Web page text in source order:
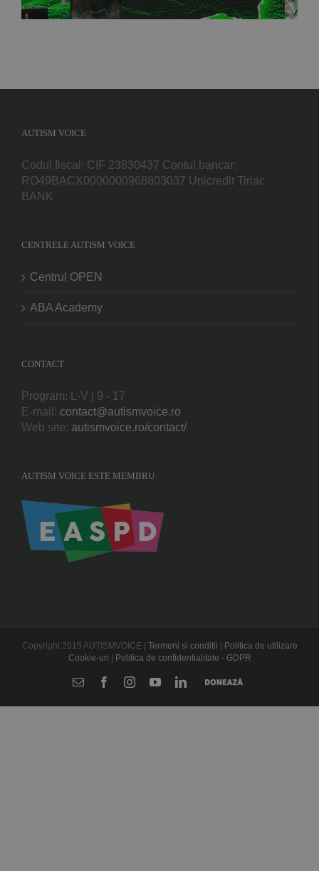
AUTISM VOICE
Codul fiscal: CIF 23830437 Contul bancar:
RO49BACX0000000968803037 Unicredit Tiriac
BANK
CENTRELE AUTISM VOICE
Centrul OPEN
ABA Academy
CONTACT
Program: L-V | 9 - 17
E-mail: contact@autismvoice.ro
Web site: autismvoice.ro/contact/
AUTISM VOICE ESTE MEMBRU
Copyright 2015 AUTISMVOICE | Termeni si conditii | Politica de utilizare
Cookie-uri | Politica de confidentialitate - GDPR
E-
FacebookInstagramYouTubeLinkedIn
Donează